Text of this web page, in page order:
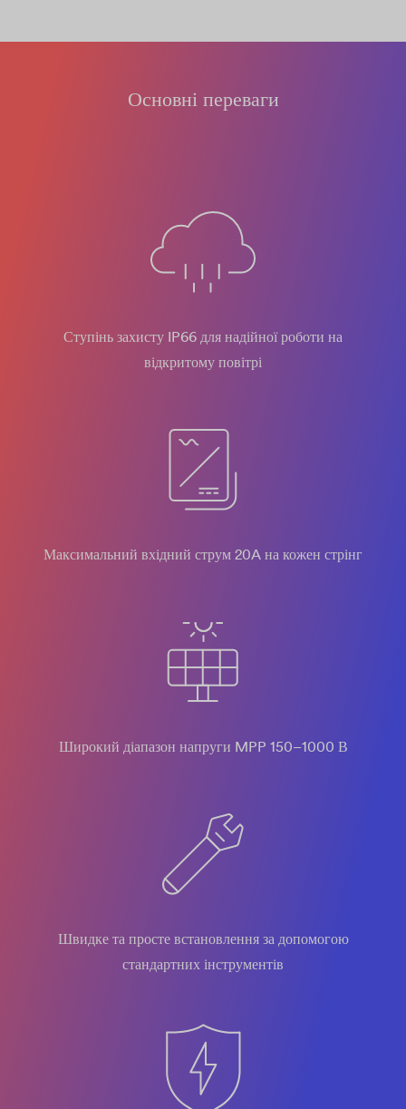
Основні переваги
Ступінь захисту IP66 для надійної роботи на
відкритому повітрі
Максимальний вхідний струм 20A на кожен стрінг
Широкий діапазон напруги MPP 150–1000 В
Швидке та просте встановлення за допомогою
стандартних інструментів